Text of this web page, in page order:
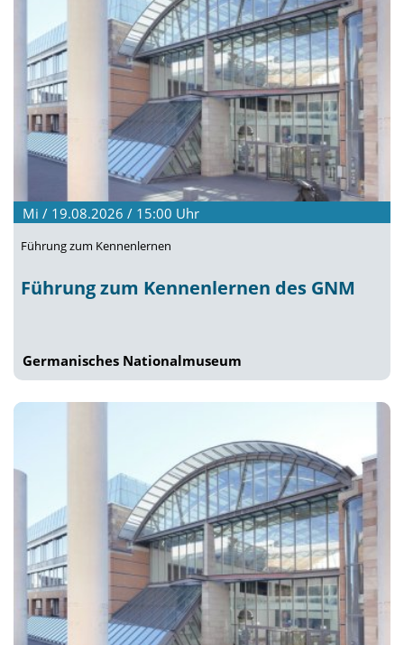
Mi / 19.08.2026 / 15:00 Uhr
Führung zum Kennenlernen
Führung zum Kennenlernen des GNM
Germanisches Nationalmuseum